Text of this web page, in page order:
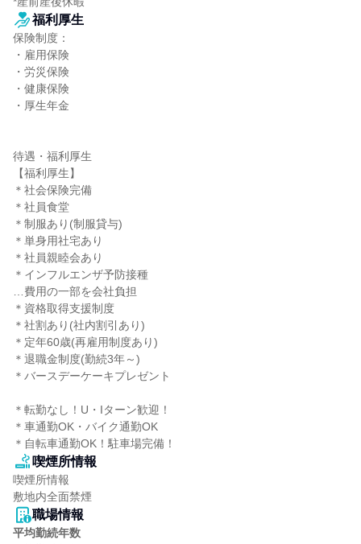
福利厚生
保険制度：
・雇用保険
・労災保険
・健康保険
・厚生年金
待遇・福利厚生
【福利厚生】
＊社会保険完備
＊社員食堂
＊制服あり(制服貸与)
＊単身用社宅あり
＊社員親睦会あり
＊インフルエンザ予防接種
…費用の一部を会社負担
＊資格取得支援制度
＊社割あり(社内割引あり)
＊定年60歳(再雇用制度あり)
＊退職金制度(勤続3年～)
＊バースデーケーキプレゼント
＊転勤なし！U・Iターン歓迎！
＊車通勤OK・バイク通勤OK
＊自転車通勤OK！駐車場完備！
喫煙所情報
喫煙所情報
敷地内全面禁煙
職場情報
平均勤続年数